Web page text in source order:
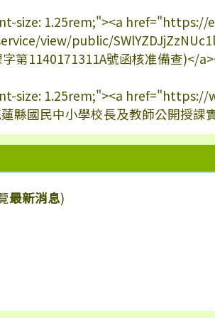
size: 1.25rem;"><a href="https://
view/public/
第1140171311A號函核准備查)</
size: 1.25rem;"><a
縣國民中小學校長及教師公開授課
最新消息)